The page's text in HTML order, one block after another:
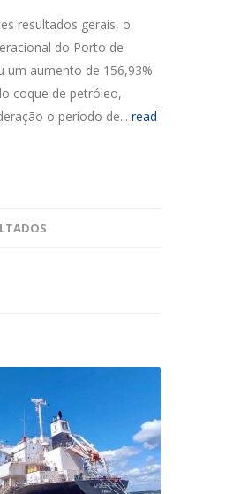
resultados gerais, o
do Porto de
um aumento de 156,93%
coque de petróleo,
o período de... read